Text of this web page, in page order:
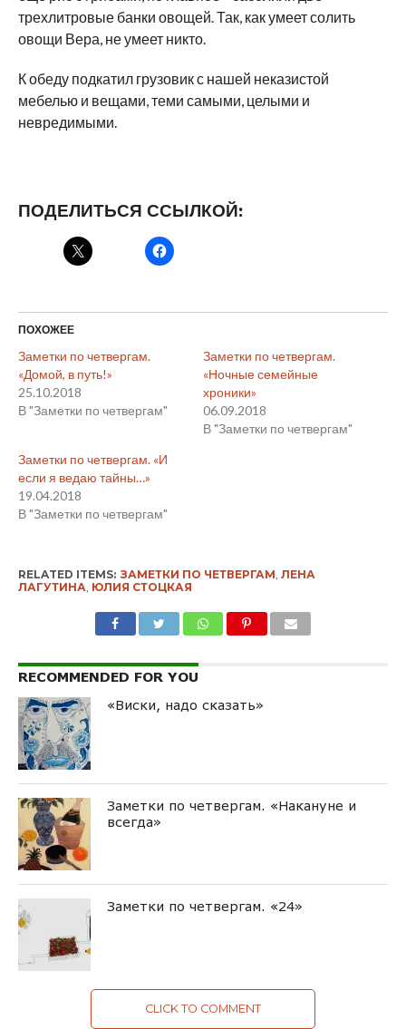
трехлитровые банки овощей. Так, как умеет солить
овощи Вера, не умеет никто.
К обеду подкатил грузовик с нашей неказистой
мебелью и вещами, теми самыми, целыми и
невредимыми.
ПОДЕЛИТЬСЯ ССЫЛКОЙ:
ПОХОЖЕЕ
Заметки по четвергам.
«Домой, в путь!»
25.10.2018
В "Заметки по четвергам"
Заметки по четвергам.
«Ночные семейные
хроники»
06.09.2018
В "Заметки по четвергам"
Заметки по четвергам. «И
если я ведаю тайны…»
19.04.2018
В "Заметки по четвергам"
RELATED ITEMS: ЗАМЕТКИ ПО ЧЕТВЕРГАМ, ЛЕНА
ЛАГУТИНА, ЮЛИЯ СТОЦКАЯ
RECOMMENDED FOR YOU
«Виски, надо сказать»
Заметки по четвергам. «Накануне и
всегда»
Заметки по четвергам. «24»
CLICK TO COMMENT